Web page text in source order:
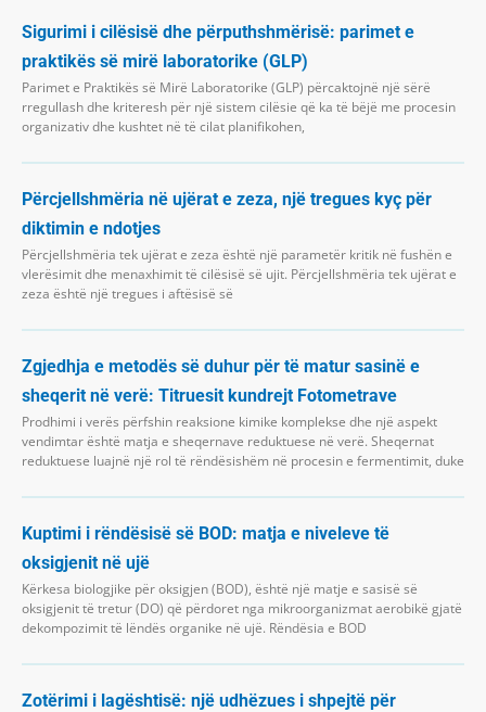
Sigurimi i cilësisë dhe përputhshmërisë: parimet e
praktikës së mirë laboratorike (GLP)
Parimet e Praktikës së Mirë Laboratorike (GLP) përcaktojnë një sërë
rregullash dhe kriteresh për një sistem cilësie që ka të bëjë me procesin
organizativ dhe kushtet në të cilat planifikohen,
Përcjellshmëria në ujërat e zeza, një tregues kyç për
diktimin e ndotjes
Përcjellshmëria tek ujërat e zeza është një parametër kritik në fushën e
vlerësimit dhe menaxhimit të cilësisë së ujit. Përcjellshmëria tek ujërat e
zeza është një tregues i aftësisë së
Zgjedhja e metodës së duhur për të matur sasinë e
sheqerit në verë: Titruesit kundrejt Fotometrave
Prodhimi i verës përfshin reaksione kimike komplekse dhe një aspekt
vendimtar është matja e sheqernave reduktuese në verë. Sheqernat
reduktuese luajnë një rol të rëndësishëm në procesin e fermentimit, duke
Kuptimi i rëndësisë së BOD: matja e niveleve të
oksigjenit në ujë
Kërkesa biologjike për oksigjen (BOD), është një matje e sasisë së
oksigjenit të tretur (DO) që përdoret nga mikroorganizmat aerobikë gjatë
dekompozimit të lëndës organike në ujë. Rëndësia e BOD
Zotërimi i lagështisë: një udhëzues i shpejtë për